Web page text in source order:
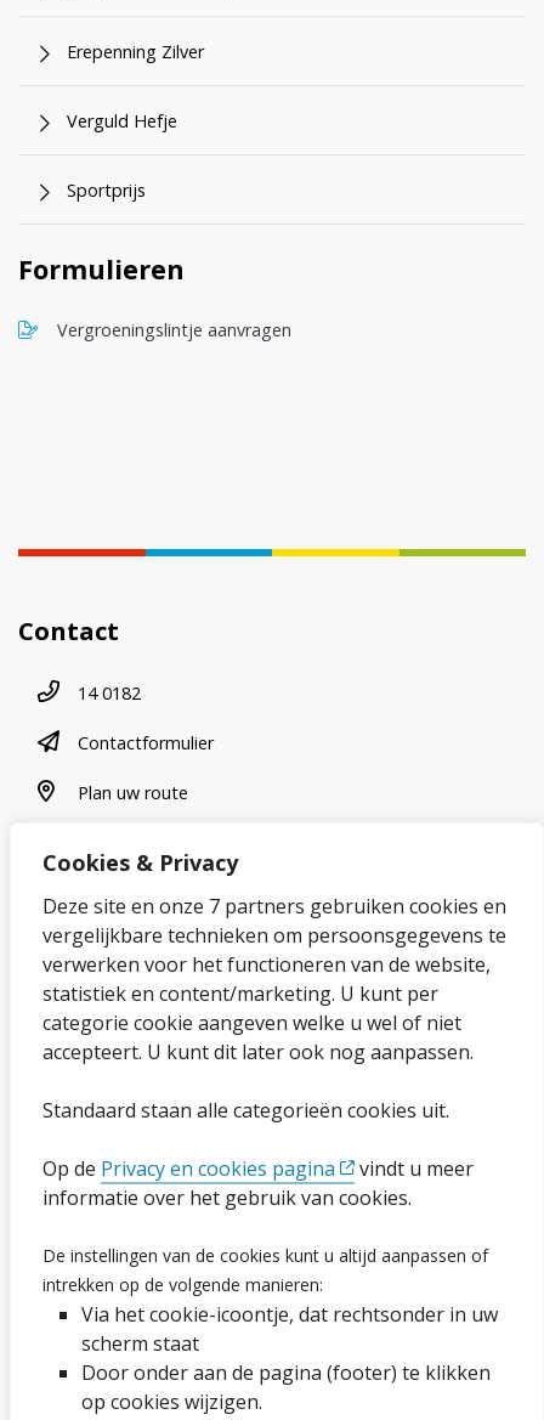
Cookies & Privacy
Deze site en onze 7 partners gebruiken cookies en
vergelijkbare technieken om persoonsgegevens te
verwerken voor het functioneren van de website,
statistiek en content/marketing. U kunt per
categorie cookie aangeven welke u wel of niet
accepteert. U kunt dit later ook nog aanpassen.
Standaard staan alle categorieën cookies uit.
Op de Privacy en cookies pagina
vindt u meer
informatie over het gebruik van cookies.
De instellingen van de cookies kunt u altijd aanpassen of
intrekken op de volgende manieren:
Via het cookie-icoontje, dat rechtsonder in uw
scherm staat
Door onder aan de pagina (footer) te klikken
op cookies wijzigen.
Erepenning Zilver
Verguld Hefje
Sportprijs
Formulieren
Vergroeningslintje aanvragen
, opent in nieuw tabblad
Contact
Telefoonnummer
14 0182
contactformulier
Contactformulier
plan uw route
Plan uw route
Over onze website
Sitemap
Privacybeleid en cookies
Cookies wijzigen
Ga naar de pagina
Proclaimer en copyright
Webarchief